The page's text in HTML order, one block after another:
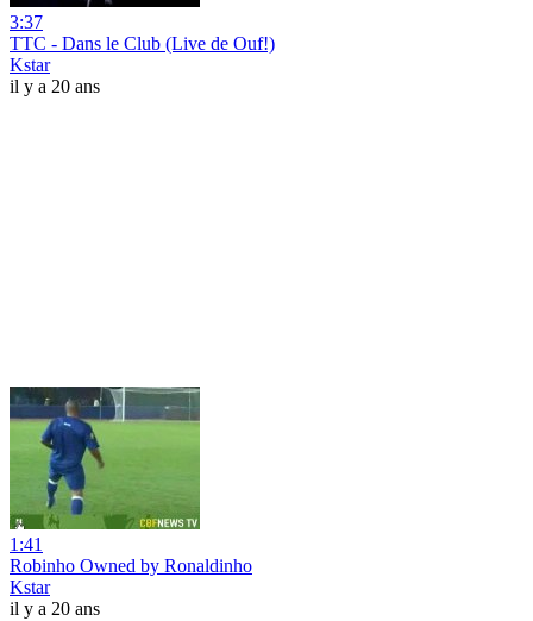
3:37
TTC - Dans le Club (Live de Ouf!)
Kstar
il y a 20 ans
1:41
Robinho Owned by Ronaldinho
Kstar
il y a 20 ans